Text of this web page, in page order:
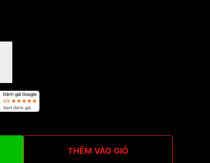
THÊM VÀO GIỎ